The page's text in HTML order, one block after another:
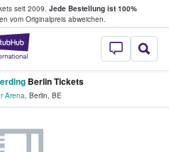
seit 2009. Jede Bestellung ist 100%
vom Originalpreis abweichen.
StubHub - Wo
Berlin Tickets
Arena, Berlin, BE